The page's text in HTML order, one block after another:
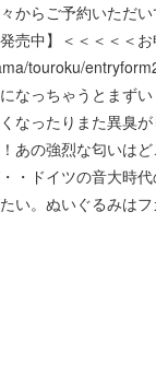
からご予約いただ
売中】＜＜＜＜＜
touroku/
なっちゃうとまず
なったりまた異臭
あの強烈な匂いは
・ドイツの音大時
い。ぬいぐるみは